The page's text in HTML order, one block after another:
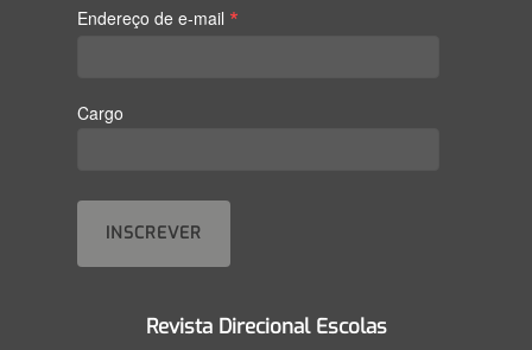
Endereço de e-mail *
Cargo
Revista Direcional Escolas